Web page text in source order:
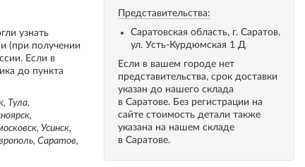
узнать
(при получении
Если в
до пункта
Тула,
Усинск,
Саратов,
Представительства:
Саратовская область, г. Саратов,
ул. Усть-Курдюмская 1 Д
Если в вашем городе нет
представительства, срок доставки
указан до нашего склада
в Саратове. Без регистрации на
сайте стоимость детали также
указана на нашем складе
в Саратове.